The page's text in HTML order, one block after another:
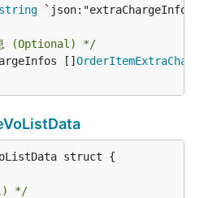
string `json:"extraChargeInfo"`
息 (Optional) */
[]
struct {
*/